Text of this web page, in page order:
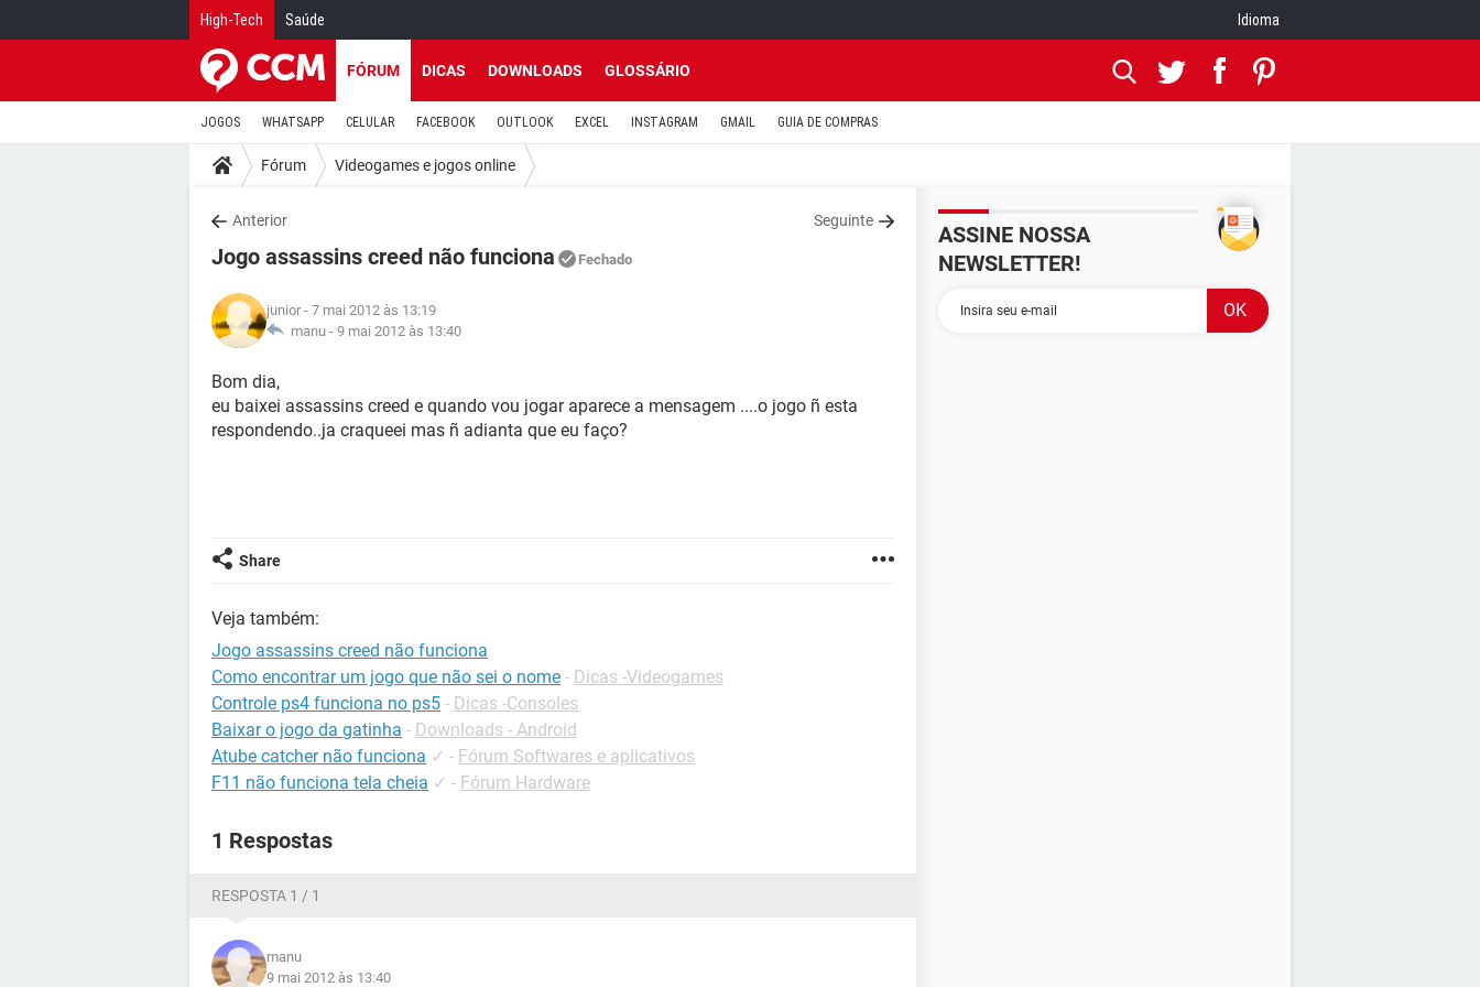
High-Tech Saúde Idioma
FÓRUM DICAS DOWNLOADS GLOSSÁRIO
JOGOS WHATSAPP CELULAR FACEBOOK OUTLOOK EXCEL INSTAGRAM GMAIL GUIA DE COMPRAS
Fórum Videogames e jogos online
Anterior Seguinte
Jogo assassins creed não funciona Fechado
junior - 7 mai 2012 às 13:19
manu - 9 mai 2012 às 13:40
Bom dia,
eu baixei assassins creed e quando vou jogar aparece a mensagem ....o jogo ñ esta
respondendo..ja craqueei mas ñ adianta que eu faço?
Share
Veja também:
Jogo assassins creed não funciona
Como encontrar um jogo que não sei o nome - Dicas -Videogames
Controle ps4 funciona no ps5 - Dicas -Consoles
Baixar o jogo da gatinha - Downloads - Android
Atube catcher não funciona ✓ - Fórum Softwares e aplicativos
F11 não funciona tela cheia ✓ - Fórum Hardware
1 Respostas
RESPOSTA 1 / 1
manu
9 mai 2012 às 13:40
ASSINE NOSSA
NEWSLETTER!